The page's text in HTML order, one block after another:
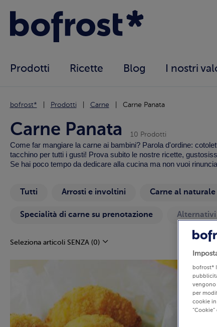
Prodotti Ricette Blog I nostri
bofrost* Prodotti Carne Carne Panata
Carne Panata 10 Prodotti
Come far mangiare la carne ai bambini? Parola d'ordine:
tacchino per tutti i gusti! Prova subito le nostre ricette,
Se hai poco tempo da dedicare alla cucina ma non vuoi
Tutti Arrosti e involtini Carne al naturale
Specialità di carne su prenotazione
Seleziona articoli SENZA (0)
bofrost*
per
cookie